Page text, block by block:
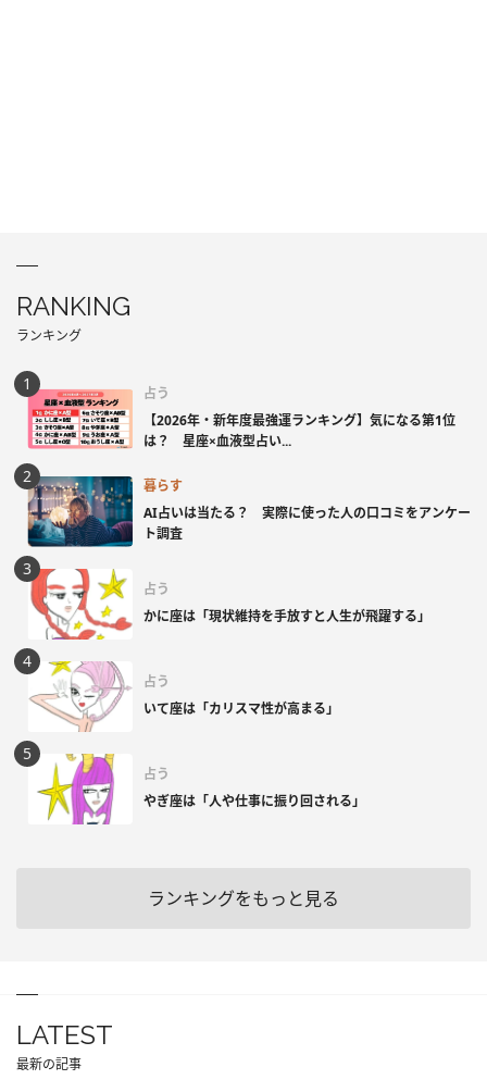
RANKING
ランキング
占う
【2026年・新年度最強運ランキング】気になる第1位
は？ 星座×血液型占い...
暮らす
AI占いは当たる？ 実際に使った人の口コミをアンケー
ト調査
占う
かに座は「現状維持を手放すと人生が飛躍する」
占う
いて座は「カリスマ性が高まる」
占う
やぎ座は「人や仕事に振り回される」
ランキングをもっと見る
LATEST
最新の記事